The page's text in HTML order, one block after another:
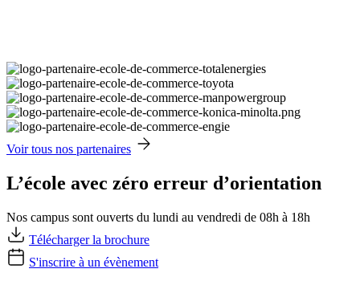
Voir tous nos partenaires
L’école avec zéro erreur d’orientation
Nos campus sont ouverts du lundi au vendredi de 08h à 18h
Télécharger la brochure
S'inscrire à un évènement